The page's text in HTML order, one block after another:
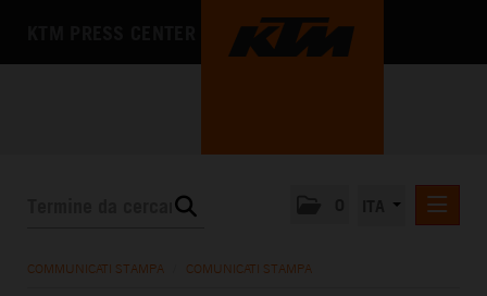
COMMUNICATI STAMPA COMUNICATI STAMPA